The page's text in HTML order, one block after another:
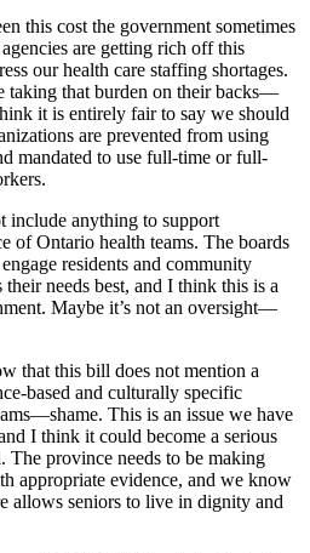
this cost the government sometimes
are getting rich off this
our health care staffing shortages.
taking that burden on their backs—
it is entirely fair to say we should
are prevented from using
mandated to use full-time or full-
include anything to support
of Ontario health teams. The boards
residents and community
needs best, and I think this is a
Maybe it’s not an oversight—
that this bill does not mention a
based and culturally specific
This is an issue we have
I think it could become a serious
The province needs to be making
appropriate evidence, and we know
allows seniors to live in dignity and